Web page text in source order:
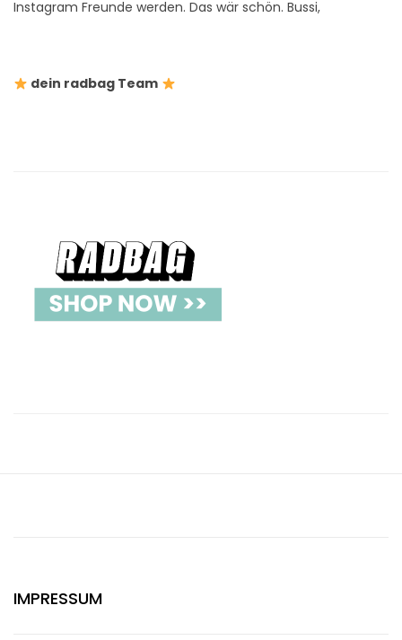
Instagram Freunde werden. Das wär schön. Bussi,
dein radbag Team
IMPRESSUM